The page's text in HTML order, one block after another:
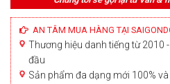
AN TÂM MUA HÀNG TẠI
Thương hiệu danh tiếng từ 2010
đầu
Sản phẩm đa dạng mới 100%